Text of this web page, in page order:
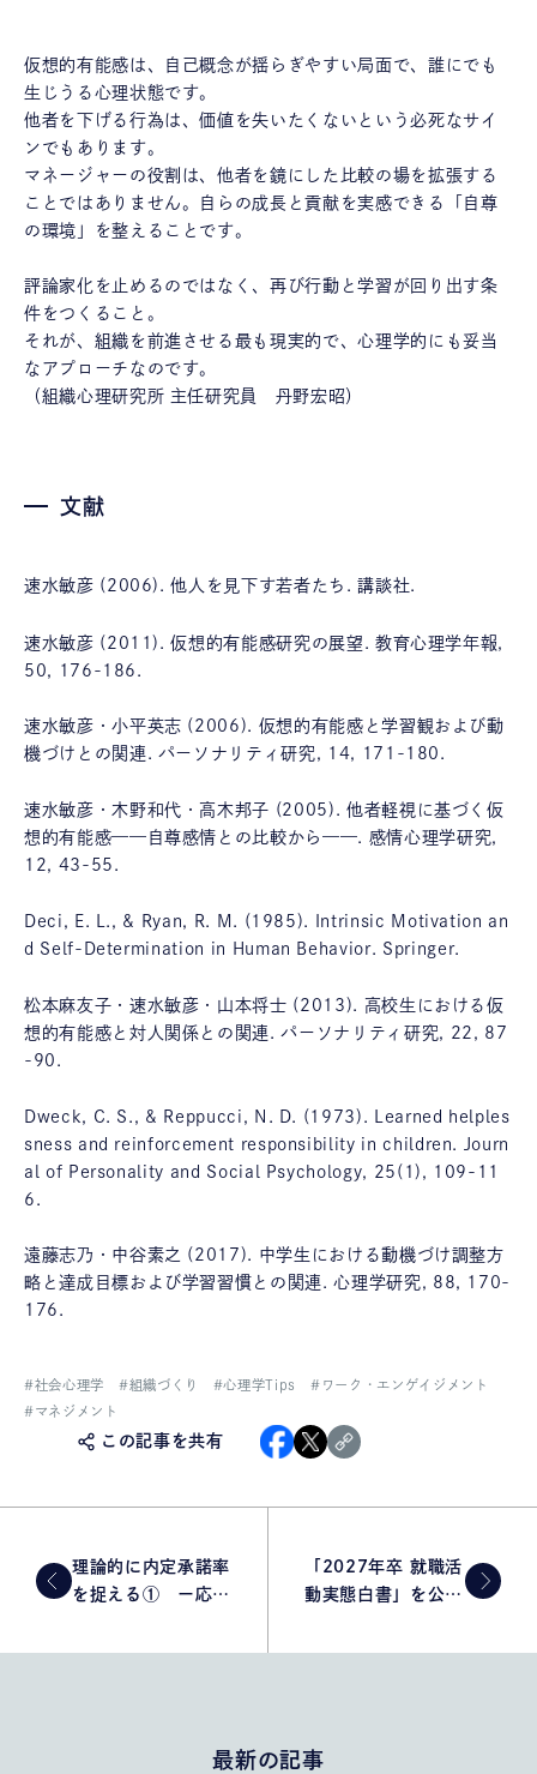
仮想的有能感は、自己概念が揺らぎやすい局面で、誰にでも
生じうる心理状態です。
他者を下げる行為は、価値を失いたくないという必死なサイ
ンでもあります。
マネージャーの役割は、他者を鏡にした比較の場を拡張する
ことではありません。自らの成長と貢献を実感できる「自尊
の環境」を整えることです。
評論家化を止めるのではなく、再び行動と学習が回り出す条
件をつくること。
それが、組織を前進させる最も現実的で、心理学的にも妥当
なアプローチなのです。
（組織心理研究所 主任研究員 丹野宏昭）
文献
速水敏彦 (2006). 他人を見下す若者たち. 講談社.
速水敏彦 (2011). 仮想的有能感研究の展望. 教育心理学年報,
50, 176-186.
速水敏彦・小平英志 (2006). 仮想的有能感と学習観および動
機づけとの関連. パーソナリティ研究, 14, 171-180.
速水敏彦・木野和代・高木邦子 (2005). 他者軽視に基づく仮
想的有能感——自尊感情との比較から——. 感情心理学研究,
12, 43-55.
Deci, E. L., & Ryan, R. M. (1985). Intrinsic Motivation an
d Self-Determination in Human Behavior. Springer.
松本麻友子・速水敏彦・山本将士 (2013). 高校生における仮
想的有能感と対人関係との関連. パーソナリティ研究, 22, 87
-90.
Dweck, C. S., & Reppucci, N. D. (1973). Learned helples
sness and reinforcement responsibility in children. Journ
al of Personality and Social Psychology, 25(1), 109-11
6.
遠藤志乃・中谷素之 (2017). 中学生における動機づけ調整方
略と達成目標および学習習慣との関連. 心理学研究, 88, 170-
176.
#社会心理学 #組織づくり #心理学Tips # ワーク・エンゲイジメント
#マネジメント
この記事を共有
理論的に内定承諾率
を捉える① ー応募
けで決めていない
「2027年卒 就職活
動実態白書」を公開
就活】
最新の記事